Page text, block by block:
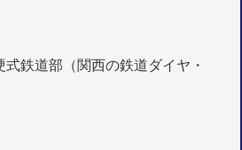
式鉄道部（関西の鉄道ダイヤ・